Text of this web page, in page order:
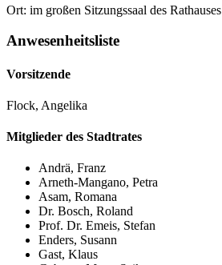
Ort: im großen Sitzungssaal des Rathauses
Anwesenheitsliste
Vorsitzende
Flock, Angelika
Mitglieder des Stadtrates
Andrä, Franz
Arneth-Mangano, Petra
Asam, Romana
Dr. Bosch, Roland
Prof. Dr. Emeis, Stefan
Enders, Susann
Gast, Klaus